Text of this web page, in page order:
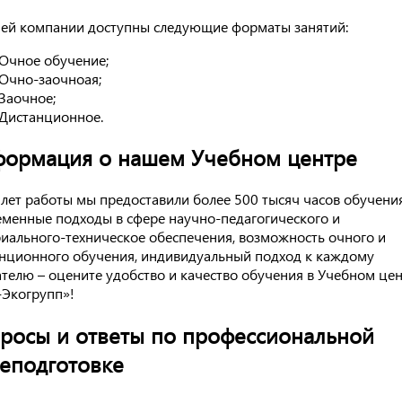
компании доступны следующие форматы занятий:
обучение;
заочноая;
о нашем Учебном центре
работы мы предоставили более 500 тысяч часов
подходы в сфере научно-педагогического и
техническое обеспечения, возможность очного и
обучения, индивидуальный подход к каждому
– оцените удобство и качество обучения в Учебном
и ответы по профессиональной